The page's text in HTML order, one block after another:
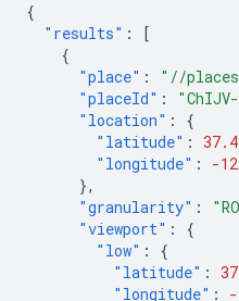
{
"results" :
[
{
"place" :
"//
"placeId" : "ChIJV-
"location" :
{
"latitude" :
"longitude" :
-
},
"granularity" :
"viewport" :
{
"low" :
{
"latitude" :
"longitude" :
-